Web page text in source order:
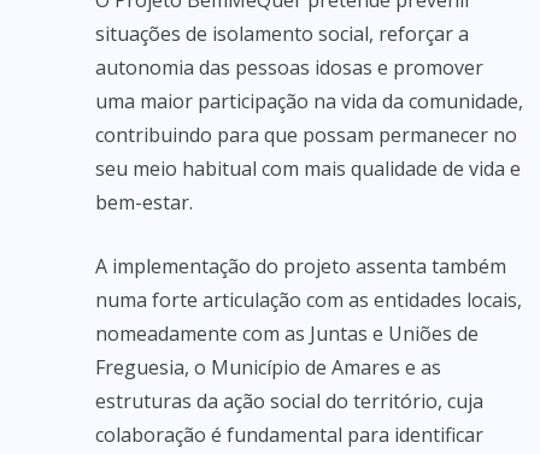
situações de isolamento social, reforçar a
autonomia das pessoas idosas e promover
uma maior participação na vida da comunidade,
contribuindo para que possam permanecer no
seu meio habitual com mais qualidade de vida e
bem-estar.
A implementação do projeto assenta também
numa forte articulação com as entidades locais,
nomeadamente com as Juntas e Uniões de
Freguesia, o Município de Amares e as
estruturas da ação social do território, cuja
colaboração é fundamental para identificar